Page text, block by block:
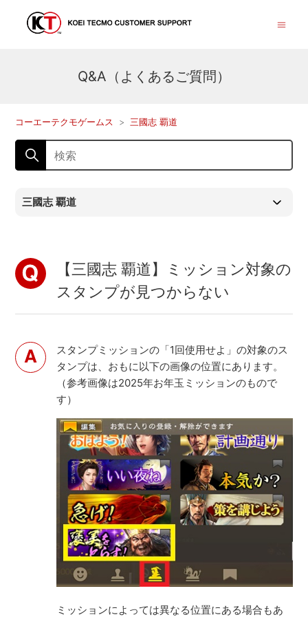
Q&A（よくあるご質問）
コーエーテクモゲームス 三國志 覇道
三國志 覇道
【三國志 覇道】ミッション対象の
スタンプが見つからない
スタンプミッションの「1回使用せよ」の対象のス
タンプは、おもに以下の画像の位置にあります。
（参考画像は2025年お年玉ミッションのもので
す）
ミッションによっては異なる位置にある場合もあ